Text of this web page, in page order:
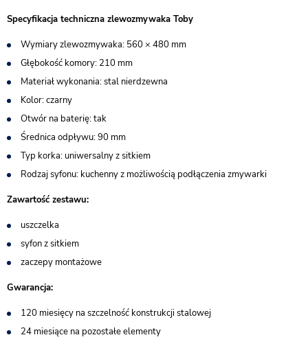
Specyfikacja techniczna zlewozmywaka Toby
Wymiary zlewozmywaka: 560 × 480 mm
Głębokość komory: 210 mm
Materiał wykonania: stal nierdzewna
Kolor: czarny
Otwór na baterię: tak
Średnica odpływu: 90 mm
Typ korka: uniwersalny z sitkiem
Rodzaj syfonu: kuchenny z możliwością podłączenia zmywarki
Zawartość zestawu:
uszczelka
syfon z sitkiem
zaczepy montażowe
Gwarancja:
120 miesięcy na szczelność konstrukcji stalowej
24 miesiące na pozostałe elementy